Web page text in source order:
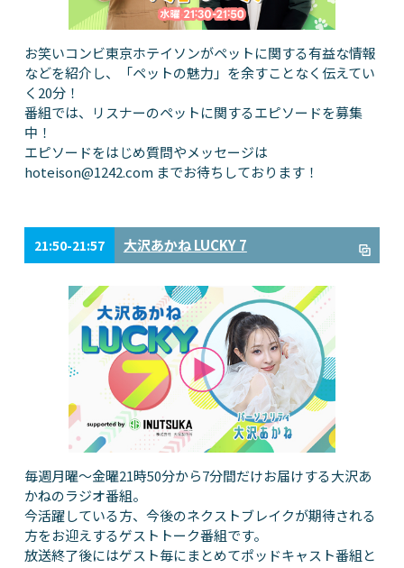
お笑いコンビ東京ホテイソンがペットに関する有益な情報
などを紹介し、「ペットの魅力」を余すことなく伝えてい
く20分！
番組では、リスナーのペットに関するエピソードを募集
中！
エピソードをはじめ質問やメッセージは
hoteison@1242.com までお待ちしております！
21:50-21:57 大沢あかね LUCKY 7
毎週月曜～金曜21時50分から7分間だけお届けする大沢あ
かねのラジオ番組。
今活躍している方、今後のネクストブレイクが期待される
方をお迎えするゲストトーク番組です。
放送終了後にはゲスト毎にまとめてポッドキャスト番組と